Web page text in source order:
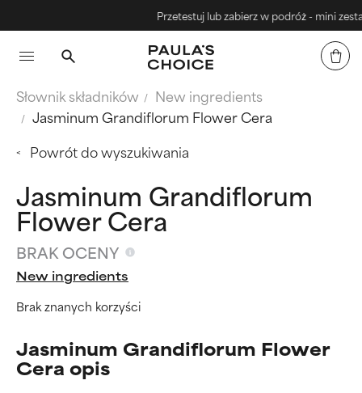
Przetestuj lub zabierz w podróż - mini zestawy
Słownik składników
New ingredients
Jasminum Grandiflorum Flower Cera
Powrót do wyszukiwania
Jasminum Grandiflorum
Flower Cera
BRAK OCENY
New ingredients
Brak znanych korzyści
Jasminum Grandiflorum Flower
Cera opis